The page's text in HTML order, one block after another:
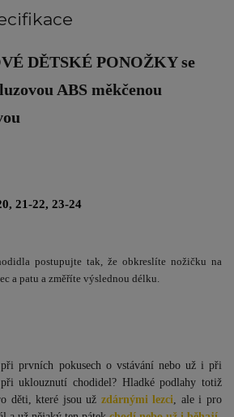
DĚTSKÉ PONOŽKYse
ABS měkčenou
21-22, 23-24
postupujte tak, že obkreslíte nožičku na
a patu a změříte výslednou délku.
při prvních pokusech o vstávání nebo už i při
při uklouznutí chodidel? Hladké podlahy totiž
děti, které jsou už zdárnými lezci , ale i pro